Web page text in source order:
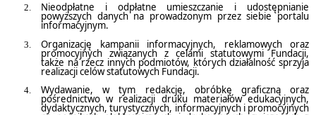
Nieodpłatne i odpłatne umieszczanie i udostępnianie
powyższych danych na prowadzonym przez siebie portalu
informacyjnym.
Organizację kampanii informacyjnych, reklamowych oraz
promocyjnych związanych z celami statutowymi Fundacji,
także na rzecz innych podmiotów, których działalność sprzyja
realizacji celów statutowych Fundacji.
Wydawanie, w tym redakcję, obróbkę graficzną oraz
pośrednictwo w realizacji druku materiałów edukacyjnych,
dydaktycznych, turystycznych, informacyjnych i promocyjnych